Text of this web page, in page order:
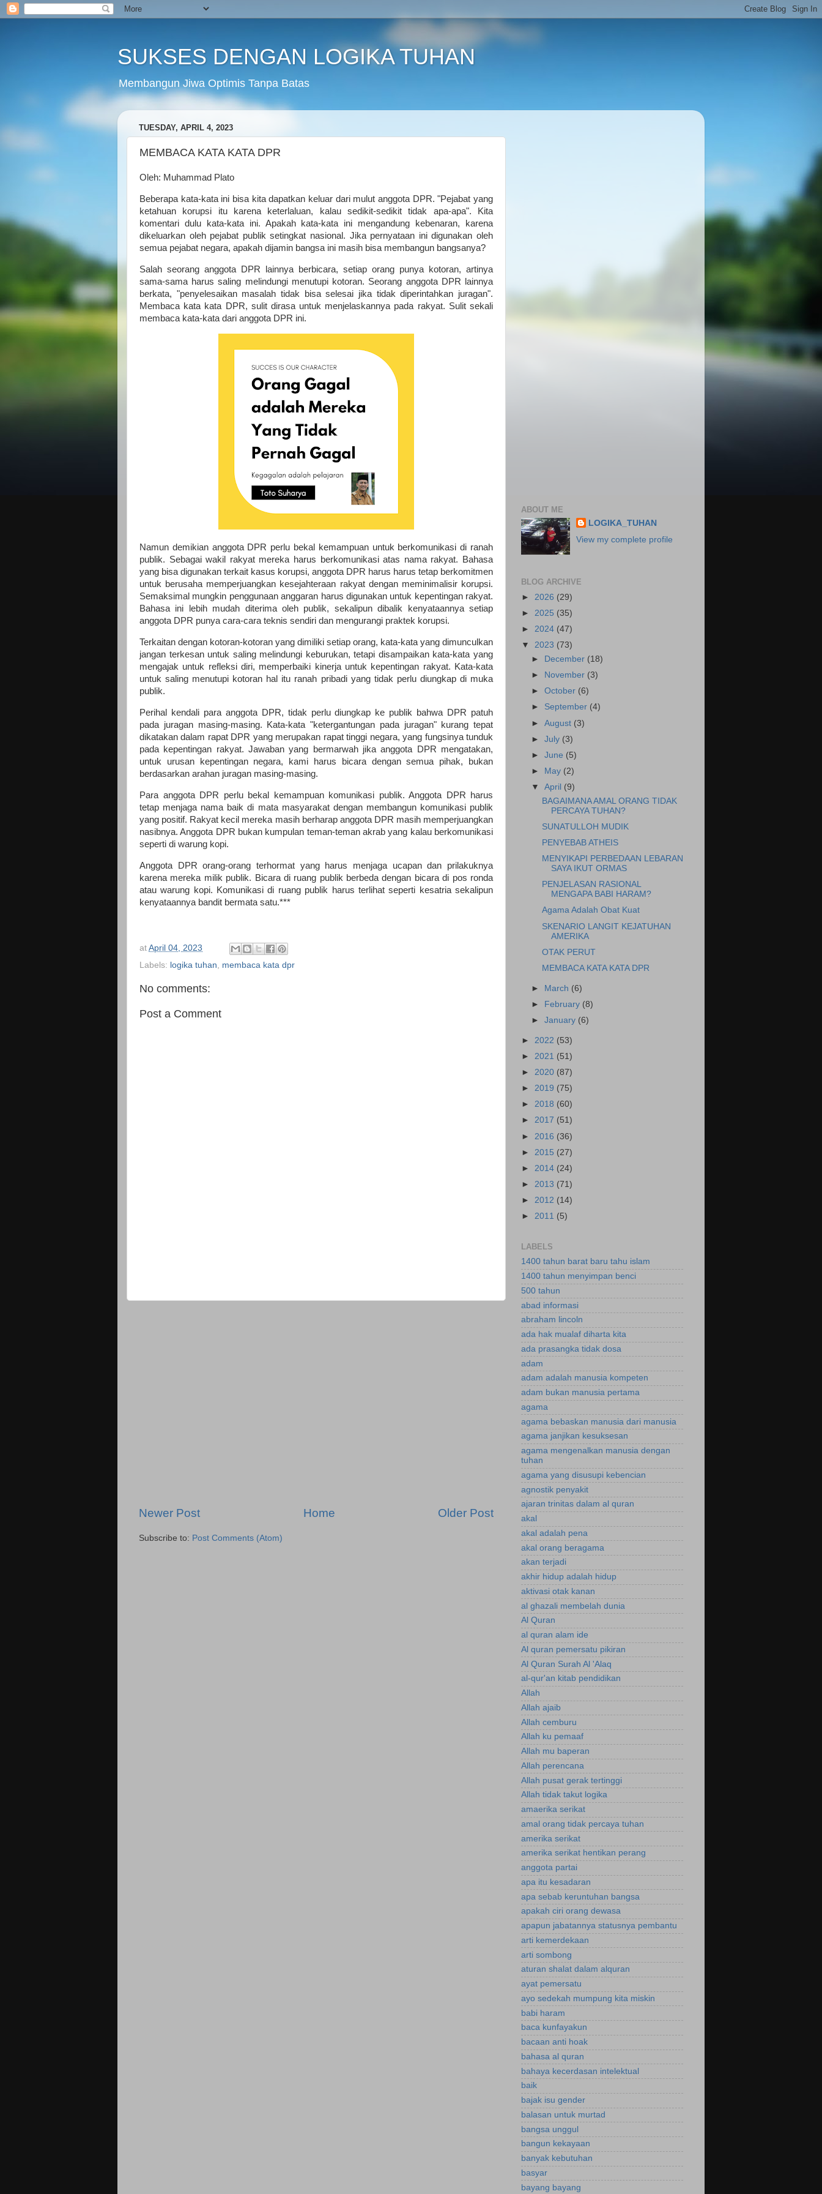
SUKSES DENGAN LOGIKA TUHAN
Membangun Jiwa Optimis Tanpa Batas
TUESDAY, APRIL 4, 2023
MEMBACA KATA KATA DPR
Oleh: Muhammad Plato
Beberapa kata-kata ini bisa kita dapatkan keluar dari mulut anggota DPR. "Pejabat yang
ketahuan korupsi itu karena keterlaluan, kalau sedikit-sedikit tidak apa-apa". Kita
komentari dulu kata-kata ini. Apakah kata-kata ini mengandung kebenaran, karena
dikeluarkan oleh pejabat publik setingkat nasional. Jika pernyataan ini digunakan oleh
semua pejabat negara, apakah dijamin bangsa ini masih bisa membangun bangsanya?
Salah seorang anggota DPR lainnya berbicara, setiap orang punya kotoran, artinya
sama-sama harus saling melindungi menutupi kotoran. Seorang anggota DPR lainnya
berkata, "penyelesaikan masalah tidak bisa selesai jika tidak diperintahkan juragan".
Membaca kata kata DPR, sulit dirasa untuk menjelaskannya pada rakyat. Sulit sekali
membaca kata-kata dari anggota DPR ini.
Namun demikian anggota DPR perlu bekal kemampuan untuk berkomunikasi di ranah
publik. Sebagai wakil rakyat mereka harus berkomunikasi atas nama rakyat. Bahasa
yang bisa digunakan terkait kasus korupsi, anggota DPR harus harus tetap berkomitmen
untuk berusaha memperjuangkan kesejahteraan rakyat dengan meminimalisir korupsi.
Semaksimal mungkin penggunaan anggaran harus digunakan untuk kepentingan rakyat.
Bahasa ini lebih mudah diterima oleh publik, sekalipun dibalik kenyataannya setiap
anggota DPR punya cara-cara teknis sendiri dan mengurangi praktek korupsi.
Terkaitan dengan kotoran-kotoran yang dimiliki setiap orang, kata-kata yang dimunculkan
jangan terkesan untuk saling melindungi keburukan, tetapi disampaikan kata-kata yang
mengajak untuk refleksi diri, memperbaiki kinerja untuk kepentingan rakyat. Kata-kata
untuk saling menutupi kotoran hal itu ranah pribadi yang tidak perlu diungkap di muka
publik.
Perihal kendali para anggota DPR, tidak perlu diungkap ke publik bahwa DPR patuh
pada juragan masing-masing. Kata-kata "ketergantungan pada juragan" kurang tepat
dikatakan dalam rapat DPR yang merupakan rapat tinggi negara, yang fungsinya tunduk
pada kepentingan rakyat. Jawaban yang bermarwah jika anggota DPR mengatakan,
untuk urusan kepentingan negara, kami harus bicara dengan semua pihak, bukan
berdasarkan arahan juragan masing-masing.
Para anggota DPR perlu bekal kemampuan komunikasi publik. Anggota DPR harus
tetap menjaga nama baik di mata masyarakat dengan membangun komunikasi publik
yang positif. Rakyat kecil mereka masih berharap anggota DPR masih memperjuangkan
nasibnya. Anggota DPR bukan kumpulan teman-teman akrab yang kalau berkomunikasi
seperti di warung kopi.
Anggota DPR orang-orang terhormat yang harus menjaga ucapan dan prilakuknya
karena mereka milik publik. Bicara di ruang publik berbeda dengan bicara di pos ronda
atau warung kopi. Komunikasi di ruang publik harus terlihat seperti kesatria sekalipun
kenyataannya bandit bermata satu.***
at April 04, 2023
Labels: logika tuhan, membaca kata dpr
No comments:
Post a Comment
Newer Post Older Post
Home
Subscribe to: Post Comments (Atom)
ABOUT ME
LOGIKA_TUHAN
View my complete profile
BLOG ARCHIVE
► 2026 (29)
► 2025 (35)
► 2024 (47)
▼ 2023 (73)
►
December (18)
►
November (3)
►October (6)
► September (4)
►August (3)
►July (3)
►June (5)
►
May (2)
▼April (9)
BAGAIMANA AMAL ORANG TIDAK
PERCAYA TUHAN?
SUNATULLOH MUDIK
PENYEBAB ATHEIS
MENYIKAPI PERBEDAAN LEBARAN
SAYA IKUT ORMAS
PENJELASAN RASIONAL
MENGAPA BABI HARAM?
Agama Adalah Obat Kuat
SKENARIO LANGIT KEJATUHAN
AMERIKA
OTAK PERUT
MEMBACA KATA KATA DPR
► March (6)
►
February (8)
►January (6)
► 2022 (53)
► 2021 (51)
► 2020 (87)
► 2019 (75)
► 2018 (60)
► 2017 (51)
► 2016 (36)
► 2015 (27)
► 2014 (24)
► 2013 (71)
► 2012 (14)
► 2011 (5)
LABELS
1400 tahun barat baru tahu islam
1400 tahun menyimpan benci
500 tahun
abad informasi
abraham lincoln
ada hak mualaf diharta kita
ada prasangka tidak dosa
adam
adam adalah manusia kompeten
adam bukan manusia pertama
agama
agama bebaskan manusia dari manusia
agama janjikan kesuksesan
agama mengenalkan manusia dengan
tuhan
agama yang disusupi kebencian
agnostik penyakit
ajaran trinitas dalam al quran
akal
akal adalah pena
akal orang beragama
akan terjadi
akhir hidup adalah hidup
aktivasi otak kanan
al ghazali membelah dunia
Al Quran
al quran alam ide
Al quran pemersatu pikiran
Al Quran Surah Al 'Alaq
al-qur'an kitab pendidikan
Allah
Allah ajaib
Allah cemburu
Allah ku pemaaf
Allah mu baperan
Allah perencana
Allah pusat gerak tertinggi
Allah tidak takut logika
amaerika serikat
amal orang tidak percaya tuhan
amerika serikat
amerika serikat hentikan perang
anggota partai
apa itu kesadaran
apa sebab keruntuhan bangsa
apakah ciri orang dewasa
apapun jabatannya statusnya pembantu
arti kemerdekaan
arti sombong
aturan shalat dalam alquran
ayat pemersatu
ayo sedekah mumpung kita miskin
babi haram
baca kunfayakun
bacaan anti hoak
bahasa al quran
bahaya kecerdasan intelektual
baik
bajak isu gender
balasan untuk murtad
bangsa unggul
bangun kekayaan
banyak kebutuhan
basyar
bayang bayang